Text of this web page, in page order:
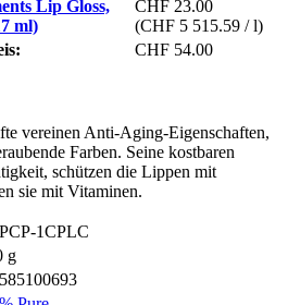
Lip Gloss,
ml)
CHF 23.00
(CHF 5 515.59 / l)
CHF 54.00
vereinen Anti-Aging-Eigenschaften,
Farben. Seine kostbaren
schützen die Lippen mit
sie mit Vitaminen.
1CPLC
g